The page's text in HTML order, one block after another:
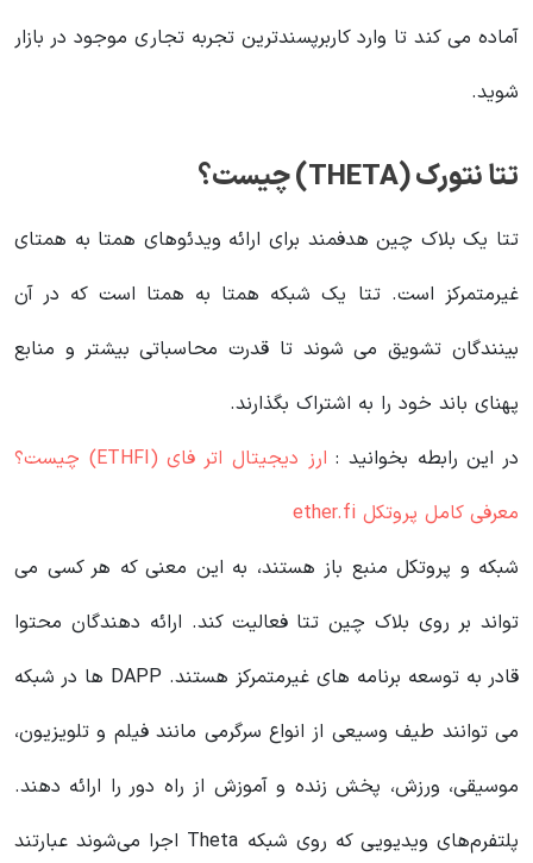
آماده می کند تا وارد کاربرپسندترین تجربه تجاری موجود در بازار
شوید.
تتا نتورک (THETA) چیست؟
تتا یک بلاک چین هدفمند برای ارائه ویدئوهای همتا به همتای
غیرمتمرکز است. تتا یک شبکه همتا به همتا است که در آن
بینندگان تشویق می شوند تا قدرت محاسباتی بیشتر و منابع
پهنای باند خود را به اشتراک بگذارند.
در این رابطه بخوانید‌ :
ارز دیجیتال اتر فای (ETHFI) چیست؟
معرفی کامل پروتکل ether.fi
شبکه و پروتکل منبع باز هستند، به این معنی که هر کسی می
تواند بر روی بلاک چین تتا فعالیت کند. ارائه دهندگان محتوا
قادر به توسعه برنامه های غیرمتمرکز هستند. DAPP ها در شبکه
می توانند طیف وسیعی از انواع سرگرمی مانند فیلم و تلویزیون،
موسیقی، ورزش، پخش زنده و آموزش از راه دور را ارائه دهند.
پلتفرم‌های ویدیویی که روی شبکه Theta اجرا می‌شوند عبارتند